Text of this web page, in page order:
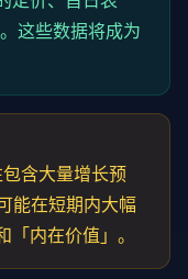
这些数据将成为
含大量增长预
能在短期内大幅
「内在价值」。